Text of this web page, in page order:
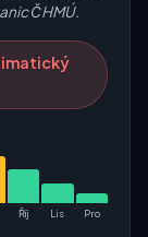
ČHMÚ.
Říj Lis Pro